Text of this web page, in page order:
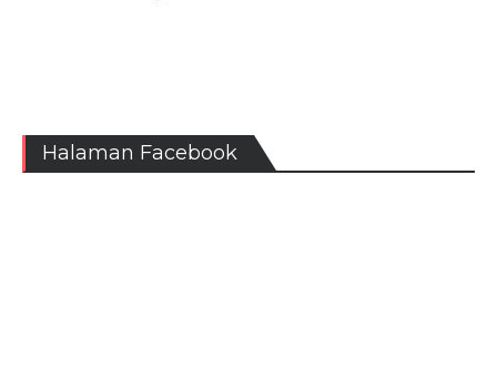
Halaman Facebook